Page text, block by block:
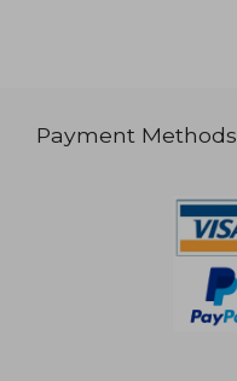
Payment Methods